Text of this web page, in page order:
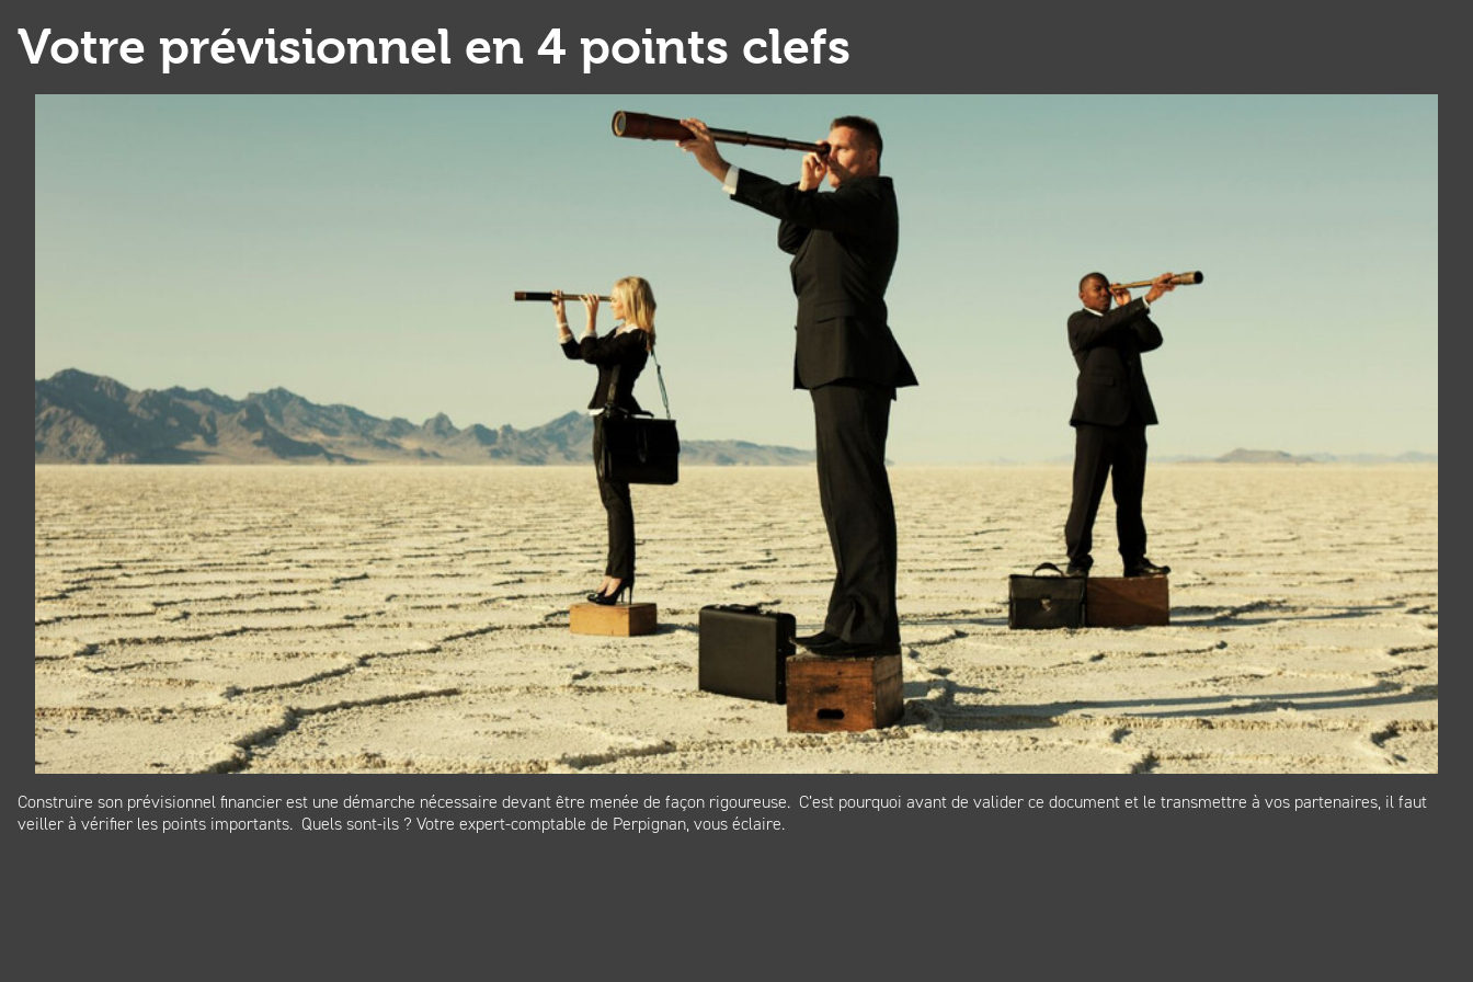
Votre prévisionnel en 4 points clefs
Construire son prévisionnel financier est une démarche nécessaire devant être menée de façon rigoureuse. C’est pourquoi avant de valider ce document et le transmettre à vos partenaires, il faut
veiller à vérifier les points importants. Quels sont-ils ? Votre expert-comptable de Perpignan, vous éclaire.